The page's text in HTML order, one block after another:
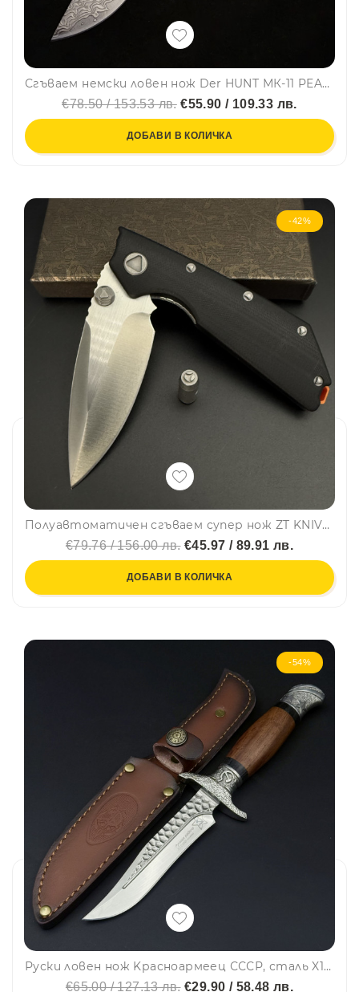
Сгъваем немски ловен нож Der HUNT МК-11 PEARL, дамаска стомана VG10/69L, седефена дръжка
€78.50 / 153.53 лв.€55.90 / 109.33 лв.
ДОБАВИ В КОЛИЧКА
-42%
Полуавтоматичен сгъваем супер нож ZT KNIVES D2 TRIANGLE, стомана D2, дръжка G-10, подаръчна кутия
€79.76 / 156.00 лв.€45.97 / 89.91 лв.
ДОБАВИ В КОЛИЧКА
-54%
Руски ловен нож Kрасноармеец СССР, сталь X12МФ, ручбная работа, ковка, кожена кания, шита
€65.00 / 127.13 лв.€29.90 / 58.48 лв.